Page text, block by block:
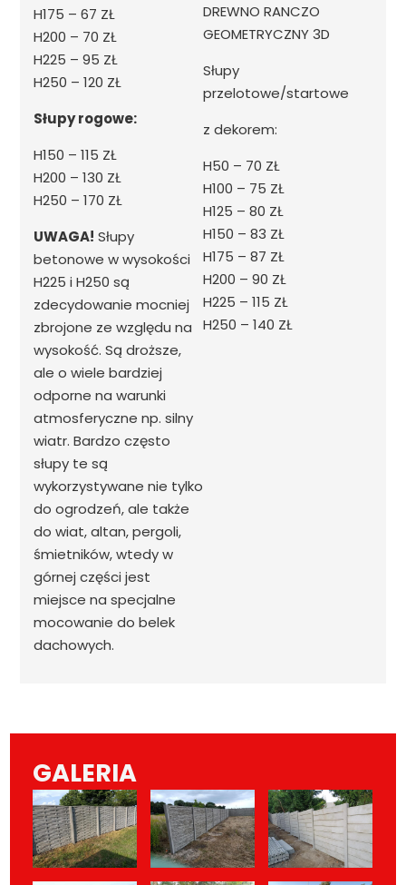
H175 – 67 ZŁ
H200 – 70 ZŁ
H225 – 95 ZŁ
H250 – 120 ZŁ
Słupy rogowe:
H150 – 115 ZŁ
H200 – 130 ZŁ
H250 – 170 ZŁ
UWAGA! Słupy
betonowe w wysokości
H225 i H250 są
zdecydowanie mocniej
zbrojone ze względu na
wysokość. Są droższe,
ale o wiele bardziej
odporne na warunki
atmosferyczne np. silny
wiatr. Bardzo często
słupy te są
wykorzystywane nie tylko
do ogrodzeń, ale także
do wiat, altan, pergoli,
śmietników, wtedy w
górnej części jest
miejsce na specjalne
mocowanie do belek
dachowych.
DREWNO RANCZO
GEOMETRYCZNY 3D
Słupy
przelotowe/startowe
z dekorem:
H50 – 70 ZŁ
H100 – 75 ZŁ
H125 – 80 ZŁ
H150 – 83 ZŁ
H175 – 87 ZŁ
H200 – 90 ZŁ
H225 – 115 ZŁ
H250 – 140 ZŁ
GALERIA